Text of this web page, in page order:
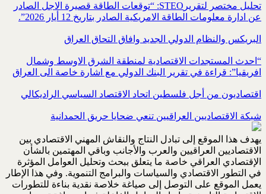
تحليل مختصر لتقريرSTEO‏: “توقعات الطاقة قصيرة الاجل الصادر
عن ادارة معلومات الطاقة الامريكية ‏الصادر بتاريخ 12 أيار 2026”.‏
البريكس والنظام الدولي الجديد وافاق التحاق العراق
“احدث المستجدات الاقتصادية لمنطقة الشرق الاوسط وشمال
افريقيا”: قراءة في تقرير البنك الدولي مع اشارة خاصة الى العراق
اقتصاديون من أجل فلسطين اتحاد الاقتصاد السياسي الراديكالي
شبكة الاقتصاديين العراقيين تنعي ضحايا حريق الحمدانية
يهدف هذا الموقع إلى تبادل النتاج والنقاش المهني الاقتصادي بين
الاقتصاديين العراقيين والعرب والأجانب وباقي المهتمين بالشأن
الإقتصادي العراقي خاصة ما يتعلق ببحث وتحليل العوامل المؤثرة
في التطور الاقتصادي والسياسات والبرامج التنموية. وفي هذا الإطار
يعمل الموقع على التوصل إلى صياغة خلاصة نقدية بناءة للتطورات